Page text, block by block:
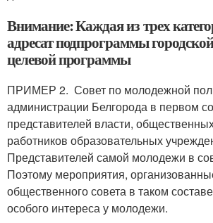
Внимание: Каждая из трех
адресат подпрограммы
целевой программы
ПРИМЕР 2. Совет по молодежной
администрации Белгорода в первом
представителей власти,
работников образовательных
Представителей самой молодежи в
Поэтому мероприятия,
общественного совета в таком
особого интереса у молодежи.